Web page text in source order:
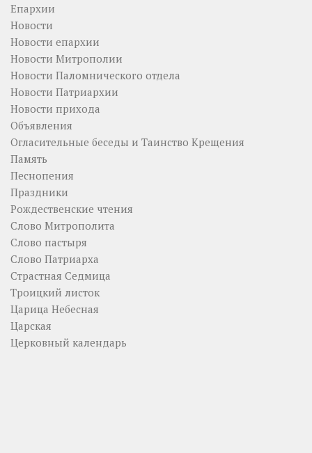
Епархии
Новости
Новости епархии
Новости Митрополии
Новости Паломнического отдела
Новости Патриархии
Новости прихода
Объявления
Огласительные беседы и Таинство Крещения
Память
Песнопения
Праздники
Рождественские чтения
Слово Митрополита
Слово пастыря
Слово Патриарха
Страстная Седмица
Троицкий листок
Царица Небесная
Царская
Церковный календарь